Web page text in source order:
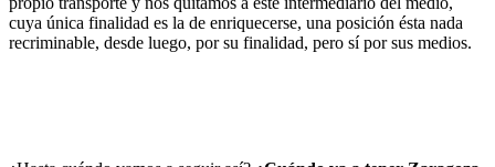
cuya única finalidad es la de enriquecerse, una posición ésta nada
recriminable, desde luego, por su finalidad, pero sí por sus medios.